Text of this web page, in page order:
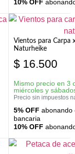
10% OFF
Vientos para Carpa
Naturheike
$ 16.500
Mismo precio en 3
miércoles y
Precio sin impuestos
5% OFF abonando
bancaria
10% OFF